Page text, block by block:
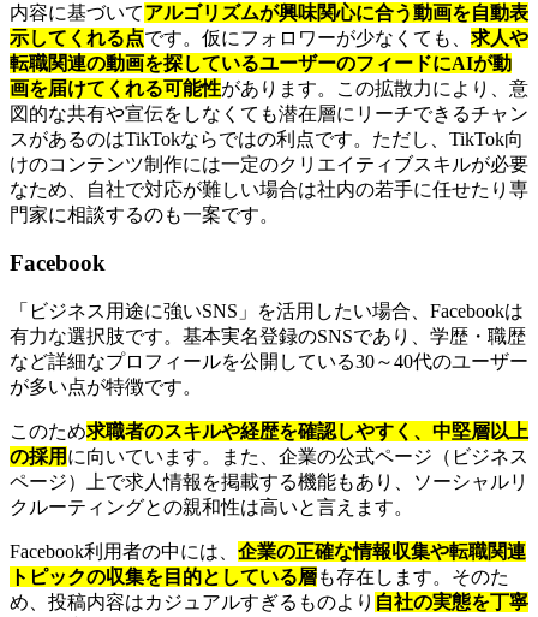
内容に基づいてアルゴリズムが興味関心に合う動画を自動表
示してくれる点です。仮にフォロワーが少なくても、 求人や
転職関連の動画を探しているユーザーのフィードにAIが動
画を届けてくれる可能性があります。この拡散力により、意
図的な共有や宣伝をしなくても潜在層にリーチできるチャン
スがあるのはTikTokならではの利点です。ただし、TikTok向
けのコンテンツ制作には一定のクリエイティブスキルが必要
なため、自社で対応が難しい場合は社内の若手に任せたり専
門家に相談するのも一案です。
Facebook
「ビジネス用途に強いSNS」を活用したい場合、Facebookは
有力な選択肢です。基本実名登録のSNSであり、学歴・職歴
など詳細なプロフィールを公開している30～40代のユーザー
が多い点が特徴です。
このため求職者のスキルや経歴を確認しやすく、中堅層以上
の採用 に向いています。また、企業の公式ページ（ビジネス
ページ）上で求人情報を掲載する機能もあり、ソーシャルリ
クルーティングとの親和性は高いと言えます。
Facebook利用者の中には、 企業の正確な情報収集や転職関連
トピックの収集を目的としている層も存在します。そのた
め、投稿内容はカジュアルすぎるものより 自社の実態を丁寧